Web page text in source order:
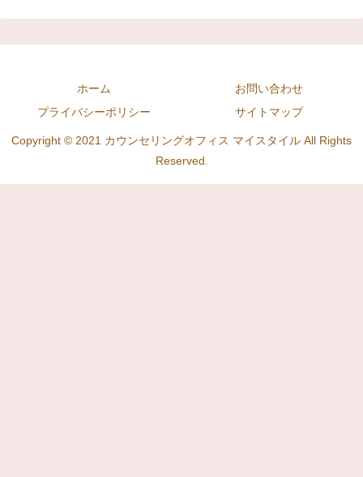
ホーム
お問い合わせ
プライバシーポリシー
サイトマップ
Copyright © 2021 カウンセリングオフィス マイスタイル All Rights
Reserved.